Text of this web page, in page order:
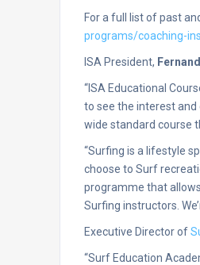
For a full list of past
programs/coaching-
ISA President,
“ISA Educational
to see the interest and
wide standard course
“Surfing is a lifestyle
choose to Surf
programme that
Surfing instructors.
Executive Director of
“Surf Education